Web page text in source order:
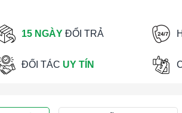
15 NGÀY ĐỔI TRẢ
ĐỐI TÁC UY TÍN